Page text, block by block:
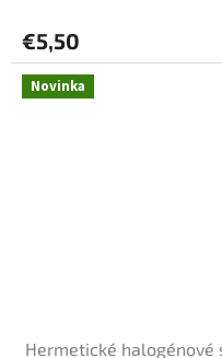
€5,50
Novinka
Hermetické halogénové